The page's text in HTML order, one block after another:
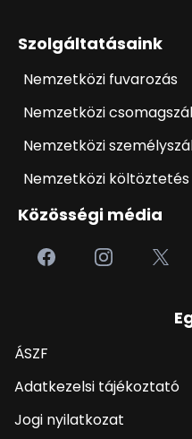
Szolgáltatásaink
Nemzetközi fuvarozás
Nemzetközi
Nemzetközi
Nemzetközi költöztetés
Közösségi média
ÁSZF
Adatkezelsi tájékoztató
Jogi nyilatkozat